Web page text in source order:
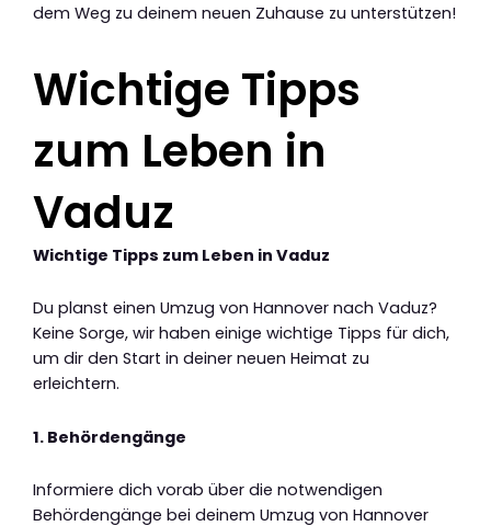
dem Weg zu deinem neuen Zuhause zu unterstützen!
Wichtige Tipps
zum Leben in
Vaduz
Wichtige Tipps zum Leben in Vaduz
Du planst einen Umzug von Hannover nach Vaduz?
Keine Sorge, wir haben einige wichtige Tipps für dich,
um dir den Start in deiner neuen Heimat zu
erleichtern.
1. Behördengänge
Informiere dich vorab über die notwendigen
Behördengänge bei deinem Umzug von Hannover